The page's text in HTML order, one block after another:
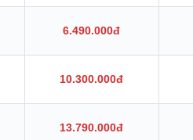
6.490.000đ
10.300.000đ
13.790.000đ